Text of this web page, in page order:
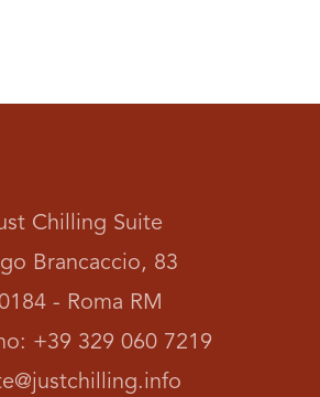
Chilling Suite
Brancaccio, 83
- Roma RM
+39 329 060 7219